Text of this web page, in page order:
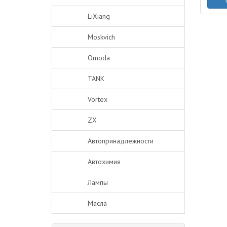
LiXiang
Moskvich
Omoda
TANK
Vortex
ZX
Автопринадлежности
Автохимия
Лампы
Масла